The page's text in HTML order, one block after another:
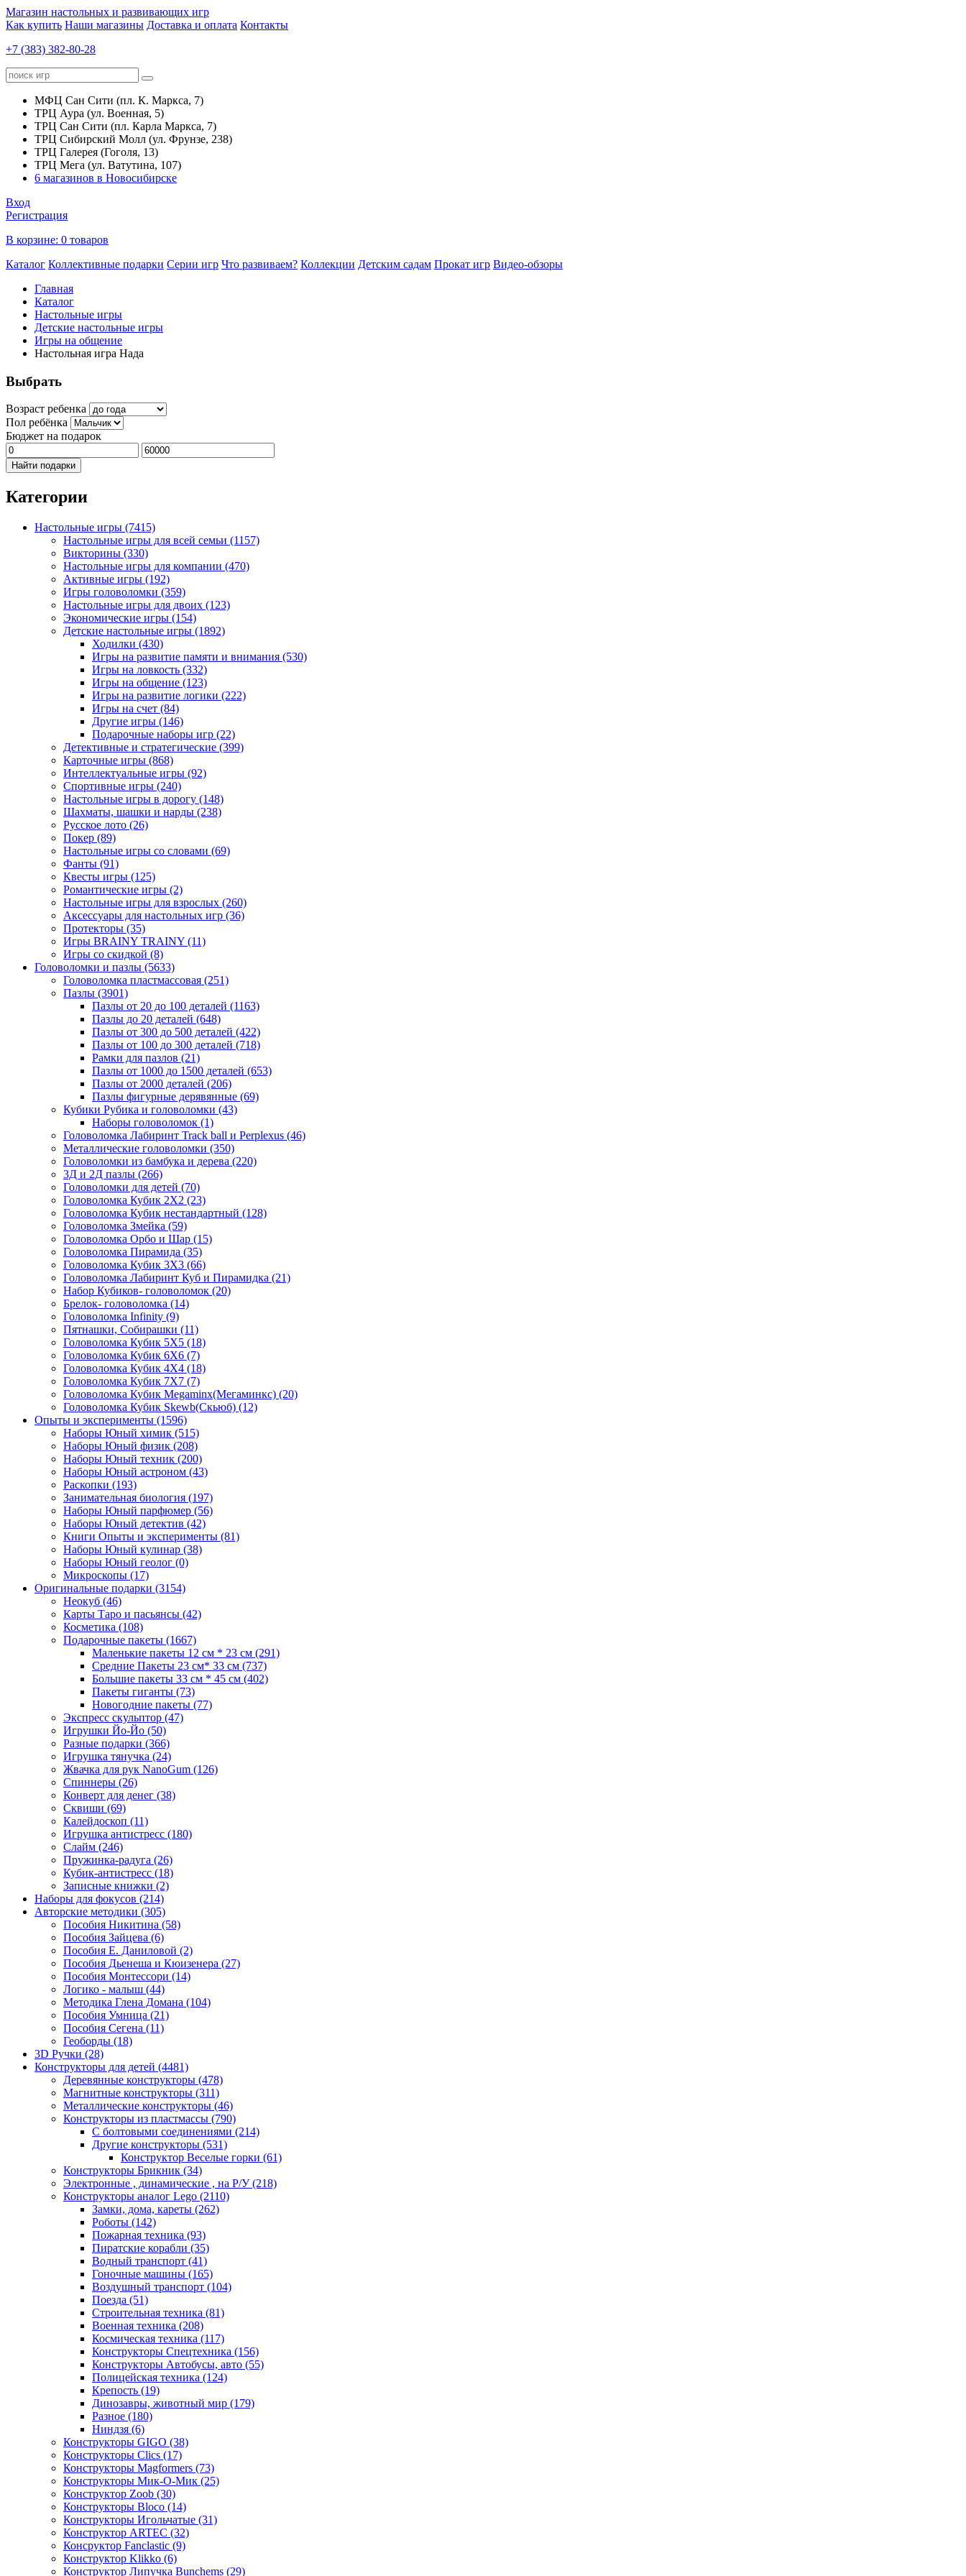
Магазин настольных и развивающих игр
Как купить Наши магазины Доставка и оплата Контакты
+7 (383) 382-80-28
МФЦ Сан Сити (пл. К. Маркса, 7)
ТРЦ Аура (ул. Военная, 5)
ТРЦ Сан Сити (пл. Карла Маркса, 7)
ТРЦ Сибирский Молл (ул. Фрунзе, 238)
ТРЦ Галерея (Гоголя, 13)
ТРЦ Мега (ул. Ватутина, 107)
6 магазинов в Новосибирске
Вход
Регистрация
В корзине: 0 товаров
Каталог Коллективные подарки Серии игр Что развиваем? Коллекции Детским садам Прокат игр Видео-обзоры
Главная
Каталог
Настольные игры
Детские настольные игры
Игры на общение
Настольная игра Нада
Выбрать
Возраст ребенка
Пол ребёнка
Бюджет на подарок
Найти подарки
Категории
Настольные игры (7415)
Настольные игры для всей семьи (1157)
Викторины (330)
Настольные игры для компании (470)
Активные игры (192)
Игры головоломки (359)
Настольные игры для двоих (123)
Экономические игры (154)
Детские настольные игры (1892)
Ходилки (430)
Игры на развитие памяти и внимания (530)
Игры на ловкость (332)
Игры на общение (123)
Игры на развитие логики (222)
Игры на счет (84)
Другие игры (146)
Подарочные наборы игр (22)
Детективные и стратегические (399)
Карточные игры (868)
Интеллектуальные игры (92)
Спортивные игры (240)
Настольные игры в дорогу (148)
Шахматы, шашки и нарды (238)
Русское лото (26)
Покер (89)
Настольные игры со словами (69)
Фанты (91)
Квесты игры (125)
Романтические игры (2)
Настольные игры для взрослых (260)
Аксессуары для настольных игр (36)
Протекторы (35)
Игры BRAINY TRAINY (11)
Игры со скидкой (8)
Головоломки и пазлы (5633)
Головоломка пластмассовая (251)
Пазлы (3901)
Пазлы от 20 до 100 деталей (1163)
Пазлы до 20 деталей (648)
Пазлы от 300 до 500 деталей (422)
Пазлы от 100 до 300 деталей (718)
Рамки для пазлов (21)
Пазлы от 1000 до 1500 деталей (653)
Пазлы от 2000 деталей (206)
Пазлы фигурные дерявянные (69)
Кубики Рубика и головоломки (43)
Наборы головоломок (1)
Головоломка Лабиринт Track ball и Perplexus (46)
Металлические головоломки (350)
Головоломки из бамбука и дерева (220)
3Д и 2Д пазлы (266)
Головоломки для детей (70)
Головоломка Кубик 2Х2 (23)
Головоломка Кубик нестандартный (128)
Головоломка Змейка (59)
Головоломка Орбо и Шар (15)
Головоломка Пирамида (35)
Головоломка Кубик 3Х3 (66)
Головоломка Лабиринт Куб и Пирамидка (21)
Набор Кубиков- головоломок (20)
Брелок- головоломка (14)
Головоломка Infinity (9)
Пятнашки, Собирашки (11)
Головоломка Кубик 5Х5 (18)
Головоломка Кубик 6Х6 (7)
Головоломка Кубик 4Х4 (18)
Головоломка Кубик 7Х7 (7)
Головоломка Кубик Megaminx(Мегаминкс) (20)
Головоломка Кубик Skewb(Скьюб) (12)
Опыты и эксперименты (1596)
Наборы Юный химик (515)
Наборы Юный физик (208)
Наборы Юный техник (200)
Наборы Юный астроном (43)
Раскопки (193)
Занимательная биология (197)
Наборы Юный парфюмер (56)
Наборы Юный детектив (42)
Книги Опыты и эксперименты (81)
Наборы Юный кулинар (38)
Наборы Юный геолог (0)
Микроскопы (17)
Оригинальные подарки (3154)
Неокуб (46)
Карты Таро и пасьянсы (42)
Косметика (108)
Подарочные пакеты (1667)
Маленькие пакеты 12 см * 23 см (291)
Средние Пакеты 23 см* 33 см (737)
Большие пакеты 33 см * 45 см (402)
Пакеты гиганты (73)
Новогодние пакеты (77)
Экспресс скульптор (47)
Игрушки Йо-Йо (50)
Разные подарки (366)
Игрушка тянучка (24)
Жвачка для рук NanoGum (126)
Спиннеры (26)
Конверт для денег (38)
Сквиши (69)
Калейдоскоп (11)
Игрушка антистресс (180)
Слайм (246)
Пружинка-радуга (26)
Кубик-антистресс (18)
Записные книжки (2)
Наборы для фокусов (214)
Авторские методики (305)
Пособия Никитина (58)
Пособия Зайцева (6)
Пособия Е. Даниловой (2)
Пособия Дьенеша и Кюизенера (27)
Пособия Монтессори (14)
Логико - малыш (44)
Методика Глена Домана (104)
Пособия Умница (21)
Пособия Сегена (11)
Геоборды (18)
3D Ручки (28)
Конструкторы для детей (4481)
Деревянные конструкторы (478)
Магнитные конструкторы (311)
Металлические конструкторы (46)
Конструкторы из пластмассы (790)
С болтовыми соединениями (214)
Другие конструкторы (531)
Конструктор Веселые горки (61)
Конструкторы Брикник (34)
Электронные , динамические , на Р/У(218)
Конструкторы аналог Lego (2110)
Замки, дома, кареты (262)
Роботы (142)
Пожарная техника (93)
Пиратские корабли (35)
Водный транспорт (41)
Гоночные машины (165)
Воздушный транспорт (104)
Поезда (51)
Строительная техника (81)
Военная техника (208)
Космическая техника (117)
Конструкторы Спецтехника (156)
Конструкторы Автобусы, авто (55)
Полицейская техника (124)
Крепость (19)
Динозавры, животный мир (179)
Разное (180)
Ниндзя (6)
Конструкторы GIGO (38)
Конструкторы Clics (17)
Конструкторы Magformers (73)
Конструкторы Мик-О-Мик (25)
Конструктор Zoob (30)
Конструкторы Bloco (14)
Конструкторы Игольчатые (31)
Конструктор ARTEC (32)
Консруктор Fanclastic (9)
Конструктор Klikko (6)
Конструктор Липучка Bunchems (29)